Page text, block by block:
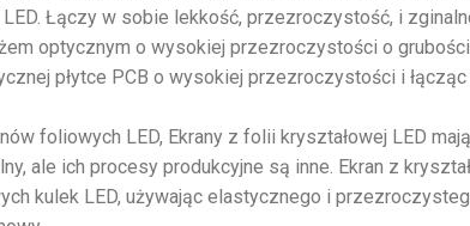
Łączy w sobie lekkość, przezroczystość, i
optycznym o wysokiej przezroczystości o
płytce PCB o wysokiej przezroczystości i
foliowych LED, Ekrany z folii kryształowej LED
ale ich procesy produkcyjne są inne. Ekran z
kulek LED, używając elastycznego i